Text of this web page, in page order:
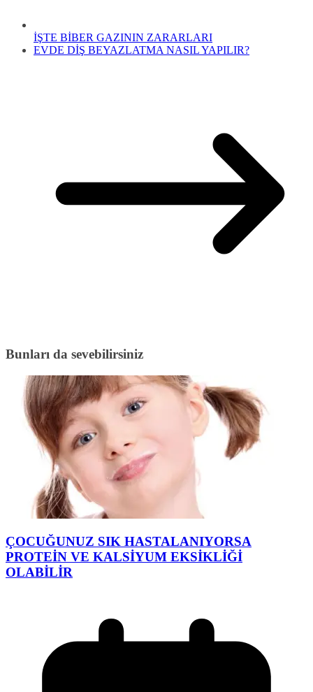
İŞTE BİBER GAZININ ZARARLARI
EVDE DİŞ BEYAZLATMA NASIL YAPILIR?
Bunları da sevebilirsiniz
ÇOCUĞUNUZ SIK HASTALANIYORSA
PROTEİN VE KALSİYUM EKSİKLİĞİ
OLABİLİR